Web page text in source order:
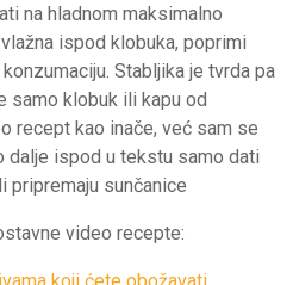
na hladnom maksimalno
ispod klobuka, poprimi
Stabljika je tvrda pa
samo klobuk ili kapu od
recept kao inače, već sam se
ispod u tekstu samo dati
pripremaju sunčanice
video recepte: